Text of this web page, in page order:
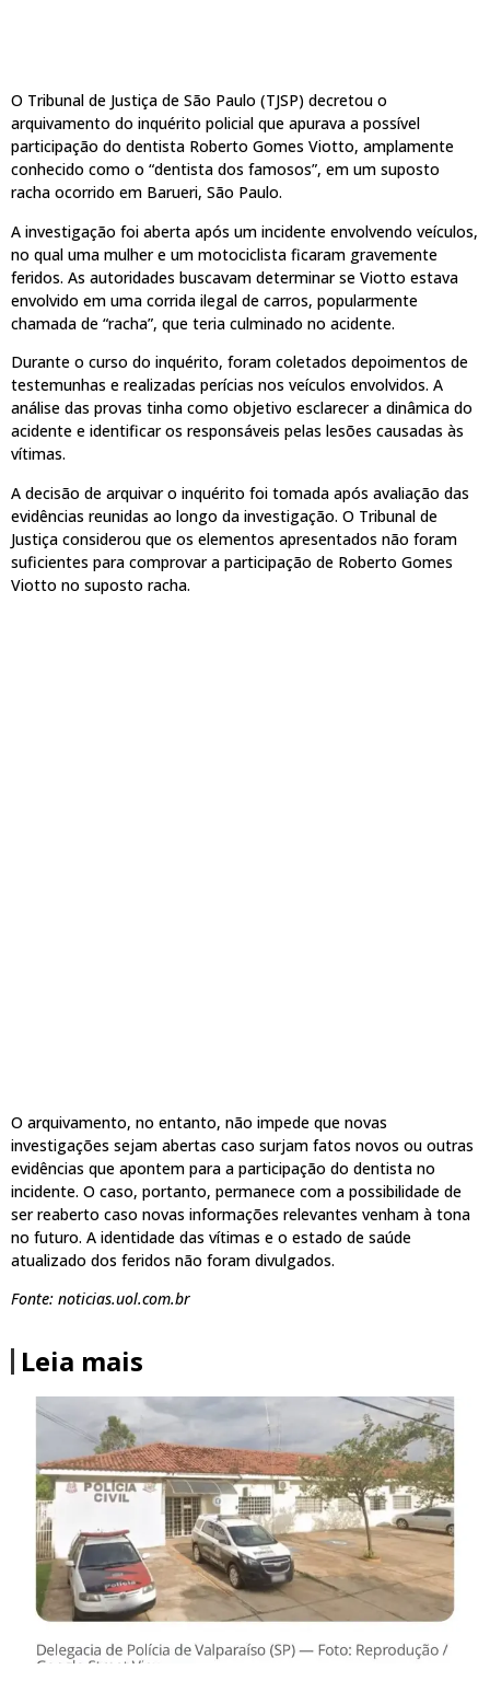
O Tribunal de Justiça de São Paulo (TJSP) decretou o
arquivamento do inquérito policial que apurava a possível
participação do dentista Roberto Gomes Viotto, amplamente
conhecido como o “dentista dos famosos”, em um suposto
racha ocorrido em Barueri, São Paulo.
A investigação foi aberta após um incidente envolvendo veículos,
no qual uma mulher e um motociclista ficaram gravemente
feridos. As autoridades buscavam determinar se Viotto estava
envolvido em uma corrida ilegal de carros, popularmente
chamada de “racha”, que teria culminado no acidente.
Durante o curso do inquérito, foram coletados depoimentos de
testemunhas e realizadas perícias nos veículos envolvidos. A
análise das provas tinha como objetivo esclarecer a dinâmica do
acidente e identificar os responsáveis pelas lesões causadas às
vítimas.
A decisão de arquivar o inquérito foi tomada após avaliação das
evidências reunidas ao longo da investigação. O Tribunal de
Justiça considerou que os elementos apresentados não foram
suficientes para comprovar a participação de Roberto Gomes
Viotto no suposto racha.
O arquivamento, no entanto, não impede que novas
investigações sejam abertas caso surjam fatos novos ou outras
evidências que apontem para a participação do dentista no
incidente. O caso, portanto, permanece com a possibilidade de
ser reaberto caso novas informações relevantes venham à tona
no futuro. A identidade das vítimas e o estado de saúde
atualizado dos feridos não foram divulgados.
Fonte: noticias.uol.com.br
Leia mais